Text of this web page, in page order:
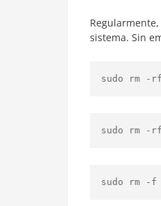
sistema. Sin
sudo rm -
sudo rm -
sudo rm -